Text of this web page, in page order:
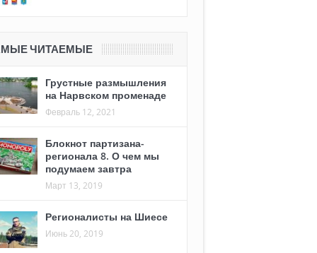
ЧИТАЕМЫЕ
Грустные размышления
на Нарвском променаде
Февраль 12, 2021
Блокнот партизана-
регионала 8. О чем мы
подумаем завтра
Март 13, 2019
Регионалисты на Шиесе
Июнь 20, 2019